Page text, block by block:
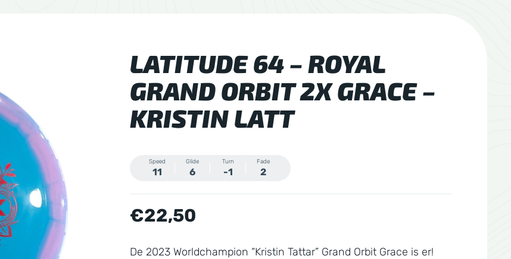
LATITUDE 64 – ROYAL
GRAND ORBIT 2X GRACE –
KRISTIN LATT
Speed
11
Glide
6
Turn
-1
Fade
2
€22,50
De 2023 Worldchampion “Kristin Tattar” Grand Orbit Grace is er!